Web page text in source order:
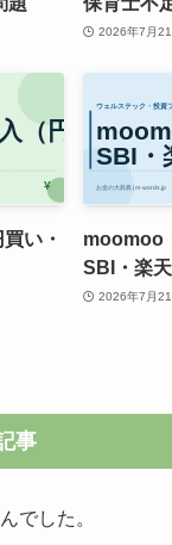
2026年7月21
い・
moomoo
SBI・楽天
2026年7月21
事
でした。